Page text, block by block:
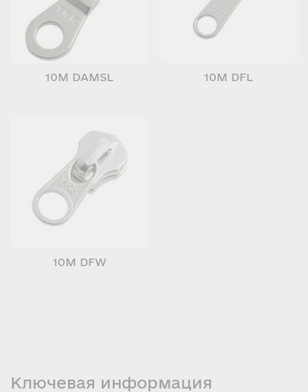
10M DAMSL 10M DFL
10M DFW
Ключевая информация